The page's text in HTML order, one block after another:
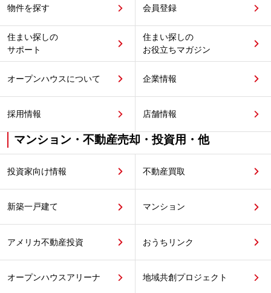
物件を探す 会員登録
住まい探しの
サポート
住まい探しの
お役立ちマガジン
オープンハウスについて 企業情報
採用情報 店舗情報
マンション・不動産売却・投資用・他
投資家向け情報 不動産買取
新築一戸建て マンション
アメリカ不動産投資 おうちリンク
オープンハウスアリーナ 地域共創プロジェクト